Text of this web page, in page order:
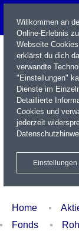
Name / WKN / ISIN /
Xetra Realtime
Home
Fonds
Willkommen an
Online-Erlebnis
Webseite
erklärst du dich
verwandte
"Einstellungen"
Dienste im
Detaillierte
Cookies und
jederzeit
Einstellungen